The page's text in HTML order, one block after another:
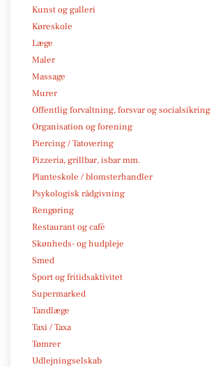
Kunst og galleri
Køreskole
Læge
Maler
Massage
Murer
Offentlig forvaltning, forsvar og socialsikring
Organisation og forening
Piercing / Tatovering
Pizzeria, grillbar, isbar mm.
Planteskole / blomsterhandler
Psykologisk rådgivning
Rengøring
Restaurant og café
Skønheds- og hudpleje
Smed
Sport og fritidsaktivitet
Supermarked
Tandlæge
Taxi / Taxa
Tømrer
Udlejningselskab